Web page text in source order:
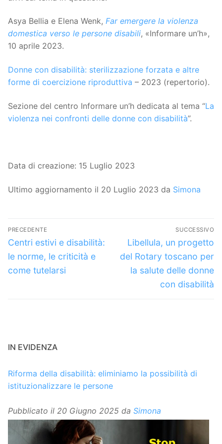
Asya Bellia e Elena Wenk, Far emergere la violenza
domestica verso le persone disabili, «Informare un’h»,
10 aprile 2023.
Donne con disabilità: sterilizzazione forzata e altre
forme di coercizione riproduttiva – 2023 (repertorio).
Sezione del centro Informare un’h dedicata al tema “La
violenza nei confronti delle donne con disabilità”.
Data di creazione: 15 Luglio 2023
Ultimo aggiornamento il 20 Luglio 2023 da Simona
Navigazione
articoli
PRECEDENTE
Articolo
precedente:
Centri estivi e disabilità:
le norme, le criticità e
come tutelarsi
SUCCESSIVO
Articolo
successivo:
Libellula, un progetto
del Rotary toscano per
la salute delle donne
con disabilità
IN EVIDENZA
Riforma della disabilità: eliminiamo la possibilità di
istituzionalizzare le persone
Pubblicato il 20 Giugno 2025 da Simona